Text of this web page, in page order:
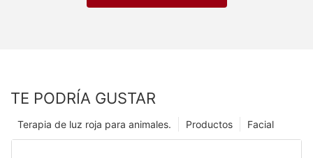
TE PODRÍA GUSTAR
Facial
Productos
Terapia de luz roja para animales.